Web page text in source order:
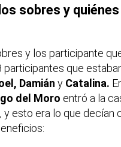
sobres y
y los participante
participantes que
Damián y Catalina.
del Moro entró a la
y esto era lo que decían